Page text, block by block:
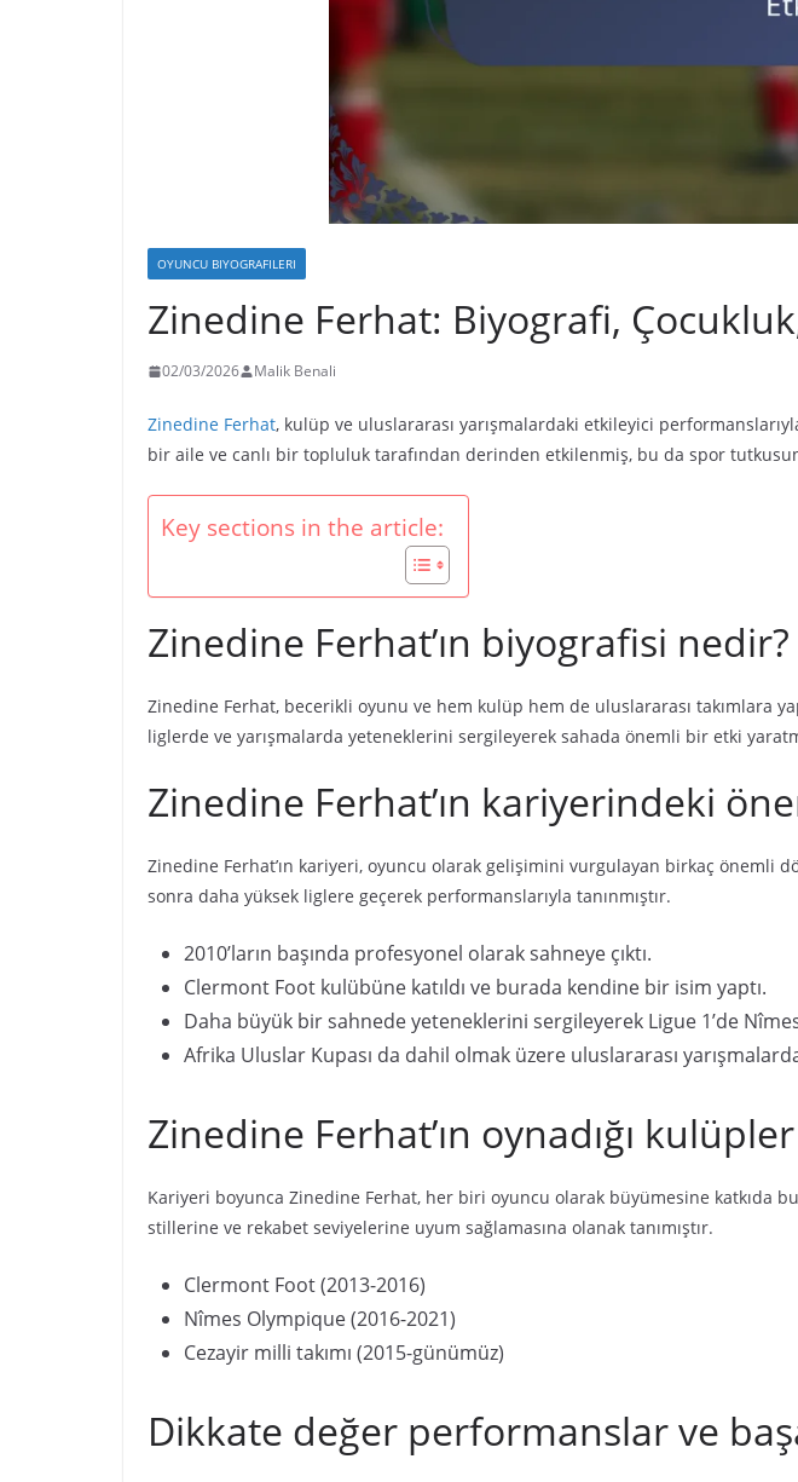
OYUNCU BIYOGRAFILERI
Zinedine Ferhat: Biyografi,
02/03/2026 Malik Benali
Zinedine Ferhat, kulüp ve uluslararası yarışmalardaki etkileyici
bir aile ve canlı bir topluluk tarafından derinden etkilenmiş, bu da spor
Key sections in the article:
Zinedine Ferhat’ın biyografisi nedir?
Zinedine Ferhat, becerikli oyunu ve hem kulüp hem de uluslararası takımlara
liglerde ve yarışmalarda yeteneklerini sergileyerek sahada önemli bir etki
Zinedine Ferhat’ın kariyerindeki
Zinedine Ferhat’ın kariyeri, oyuncu olarak gelişimini vurgulayan birkaç önemli
sonra daha yüksek liglere geçerek performanslarıyla tanınmıştır.
2010’ların başında profesyonel olarak sahneye çıktı.
Clermont Foot kulübüne katıldı ve burada kendine bir isim yaptı.
Daha büyük bir sahnede yeteneklerini sergileyerek Ligue 1’de
Afrika Uluslar Kupası da dahil olmak üzere uluslararası
Zinedine Ferhat’ın oynadığı kulüpler
Kariyeri boyunca Zinedine Ferhat, her biri oyuncu olarak büyümesine katkıda
stillerine ve rekabet seviyelerine uyum sağlamasına olanak tanımıştır.
Clermont Foot (2013-2016)
Nîmes Olympique (2016-2021)
Cezayir milli takımı (2015-günümüz)
Dikkate değer performanslar ve